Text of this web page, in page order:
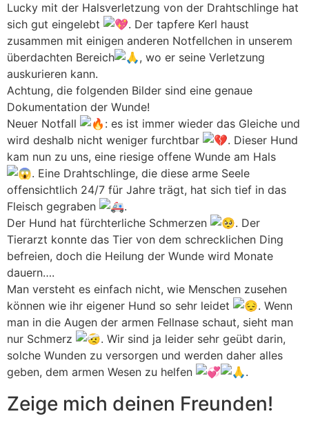
Lucky mit der Halsverletzung von der Drahtschlinge hat
sich gut eingelebt
. Der tapfere Kerl haust
zusammen mit einigen anderen Notfellchen in unserem
überdachten Bereich
, wo er seine Verletzung
auskurieren kann.
Achtung, die folgenden Bilder sind eine genaue
Dokumentation der Wunde!
Neuer Notfall
: es ist immer wieder das Gleiche und
wird deshalb nicht weniger furchtbar
. Dieser Hund
kam nun zu uns, eine riesige offene Wunde am Hals
. Eine Drahtschlinge, die diese arme Seele
offensichtlich 24/7 für Jahre trägt, hat sich tief in das
Fleisch gegraben
.
Der Hund hat fürchterliche Schmerzen
. Der
Tierarzt konnte das Tier von dem schrecklichen Ding
befreien, doch die Heilung der Wunde wird Monate
dauern….
Man versteht es einfach nicht, wie Menschen zusehen
können wie ihr eigener Hund so sehr leidet
. Wenn
man in die Augen der armen Fellnase schaut, sieht man
nur Schmerz
. Wir sind ja leider sehr geübt darin,
solche Wunden zu versorgen und werden daher alles
geben, dem armen Wesen zu helfen
.
Zeige mich deinen Freunden!